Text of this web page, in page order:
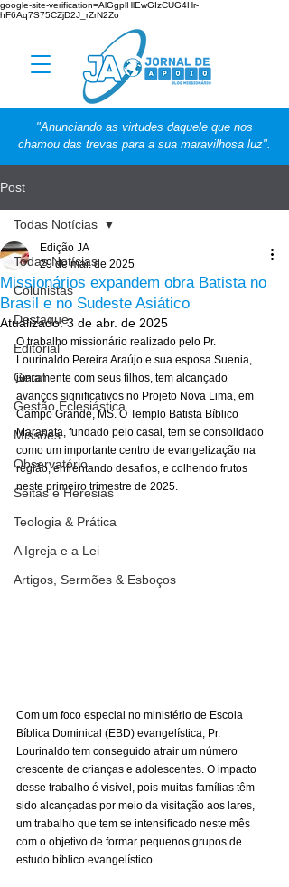
google-site-verification=AlGgplHlEwGIzCUG4Hr-
hF6Aq7S75CZjD2J_rZrN2Zo
"Anunciando as virtudes daquele que nos
chamou das trevas para a sua maravilhosa luz".
Post
Todas Notícias
Colunistas
Destaque
Editorial
Geral
Gestão Eclesiástica
Missões
Observatório
Seitas e Heresias
Teologia & Prática
A Igreja e a Lei
Artigos, Sermões & Esboços
Todas Notícias
Missionários expandem obra Batista no
Brasil e no Sudeste Asiático
Edição JA
29 de mar. de 2025
Atualizado:3 de abr. de 2025
O trabalho missionário realizado pelo Pr.
Lourinaldo Pereira Araújo e sua esposa Suenia,
juntamente com seus filhos, tem alcançado
avanços significativos no Projeto Nova Lima, em
Campo Grande, MS. O Templo Batista Bíblico
Maranata, fundado pelo casal, tem se consolidado
como um importante centro de evangelização na
região, enfrentando desafios, e colhendo frutos
neste primeiro trimestre de 2025.
Com um foco especial no ministério de Escola
Bíblica Dominical (EBD) evangelística, Pr.
Lourinaldo tem conseguido atrair um número
crescente de crianças e adolescentes. O impacto
desse trabalho é visível, pois muitas famílias têm
sido alcançadas por meio da visitação aos lares,
um trabalho que tem se intensificado neste mês
com o objetivo de formar pequenos grupos de
estudo bíblico evangelístico.